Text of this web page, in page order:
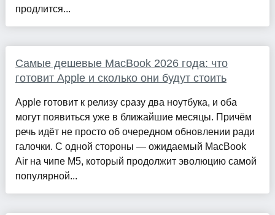
продлится...
Самые дешевые MacBook 2026 года: что
готовит Apple и сколько они будут стоить
Apple готовит к релизу сразу два ноутбука, и оба
могут появиться уже в ближайшие месяцы. Причём
речь идёт не просто об очередном обновлении ради
галочки. С одной стороны — ожидаемый MacBook
Air на чипе M5, который продолжит эволюцию самой
популярной...